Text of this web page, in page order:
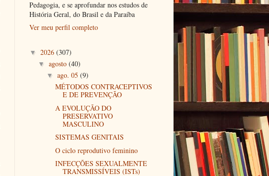
Pedagogia, e se aprofundar nos estudos de
História Geral, do Brasil e da Paraíba
Ver meu perfil completo
▼ 2026 (307)
▼ agosto (40)
▼ ago. 05 (9)
MÉTODOS CONTRACEPTIVOS
E DE PREVENÇÃO
A EVOLUÇÃO DO
PRESERVATIVO
MASCULINO
SISTEMAS GENITAIS
O ciclo reprodutivo feminino
INFECÇÕES SEXUALMENTE
TRANSMISSÍVEIS (ISTs)